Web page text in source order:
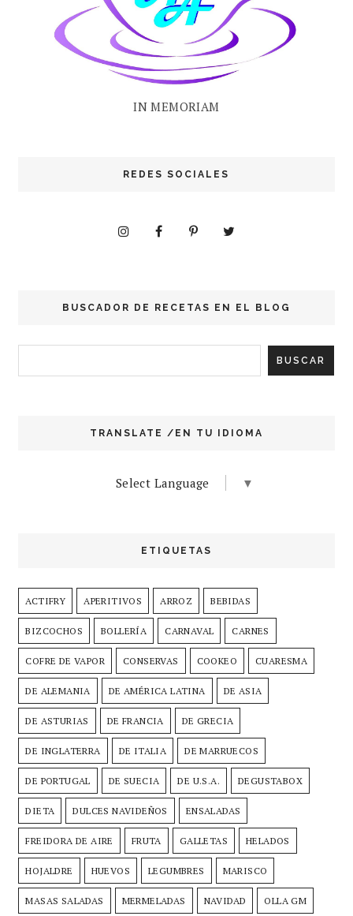
IN MEMORIAM
REDES SOCIALES
BUSCADOR DE RECETAS EN EL BLOG
TRANSLATE /EN TU IDIOMA
Select Language ▼
ETIQUETAS
ACTIFRY APERITIVOS ARROZ BEBIDAS
BIZCOCHOS BOLLERÍA CARNAVAL CARNES
COFRE DE VAPOR CONSERVAS COOKEO CUARESMA
DE ALEMANIA DE AMÉRICA LATINA DE ASIA
DE ASTURIAS DE FRANCIA DE GRECIA
DE INGLATERRA DE ITALIA DE MARRUECOS
DE PORTUGAL DE SUECIA DE U.S.A. DEGUSTABOX
DIETA DULCES NAVIDEÑOS ENSALADAS
FREIDORA DE AIRE FRUTA GALLETAS HELADOS
HOJALDRE HUEVOS LEGUMBRES MARISCO
MASAS SALADAS MERMELADAS NAVIDAD OLLA GM